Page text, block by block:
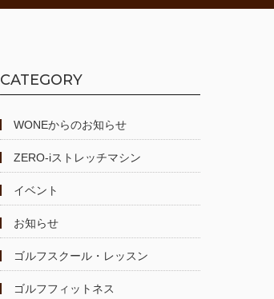
CATEGORY
WONEからのお知らせ
ZERO-iストレッチマシン
イベント
お知らせ
ゴルフスクール・レッスン
ゴルフフィットネス